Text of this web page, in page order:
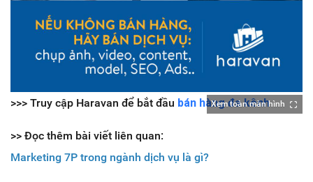
Xem toàn màn hình
>>> Truy cập Haravan để bắt đầu bán hàng đa kênh
>> Đọc thêm bài viết liên quan:
Marketing 7P trong ngành dịch vụ là gì?